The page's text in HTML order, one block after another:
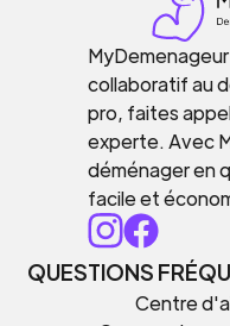
collaboratif au
pro, faites
experte. Avec
déménager en
facile et
QUESTIONS
Centre